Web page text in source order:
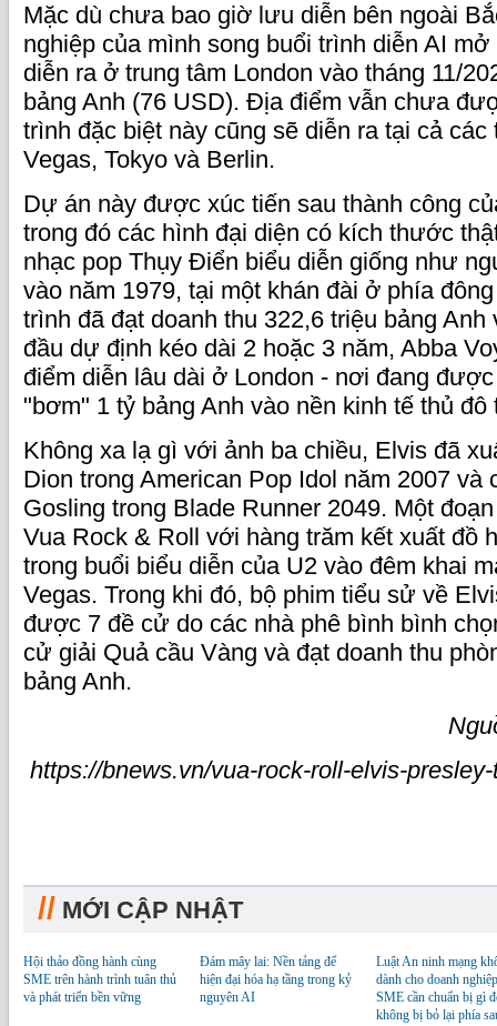
Mặc dù chưa bao giờ lưu diễn bên ngoài
nghiệp của mình song buổi trình diễn AI
diễn ra ở trung tâm London vào tháng 11/
bảng Anh (76 USD). Địa điểm vẫn chưa
trình đặc biệt này cũng sẽ diễn ra tại cả các
Vegas, Tokyo và Berlin.
Dự án này được xúc tiến sau thành công
trong đó các hình đại diện có kích thước
nhạc pop Thụy Điển biểu diễn giống như
vào năm 1979, tại một khán đài ở phía
trình đã đạt doanh thu 322,6 triệu bảng Anh
đầu dự định kéo dài 2 hoặc 3 năm, Abba
điểm diễn lâu dài ở London - nơi đang
"bơm" 1 tỷ bảng Anh vào nền kinh tế thủ đô
Không xa lạ gì với ảnh ba chiều, Elvis đã
Dion trong American Pop Idol năm 2007 và
Gosling trong Blade Runner 2049. Một
Vua Rock & Roll với hàng trăm kết xuất đồ
trong buổi biểu diễn của U2 vào đêm khai
Vegas. Trong khi đó, bộ phim tiểu sử về
được 7 đề cử do các nhà phê bình bình
cử giải Quả cầu Vàng và đạt doanh thu
bảng Anh.
https://bnews.vn/vua-rock-roll-elvis-
// MỚI CẬP NHẬT
Hội thảo đồng hành cùng
SME trên hành trình tuân thủ
và phát triển bền vững
Đám mây lai: Nền tảng để
hiện đại hóa hạ tầng trong kỷ
nguyên AI
Luật An ninh mạng
dành cho doanh
SME cần chuẩn bị gì
không bị bỏ lại phía